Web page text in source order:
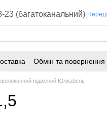
23 (багатоканальний)
Обмін та повернення
підвісний Южкабель